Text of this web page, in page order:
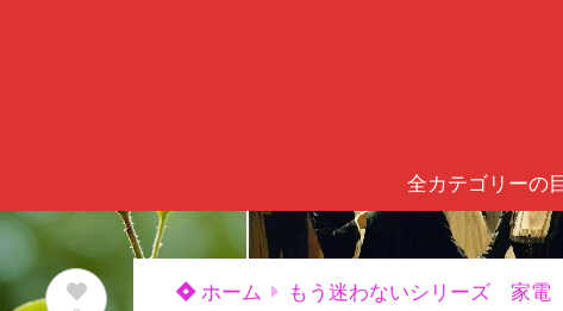
全カテゴリーの
ホーム もう迷わないシリーズ 家電